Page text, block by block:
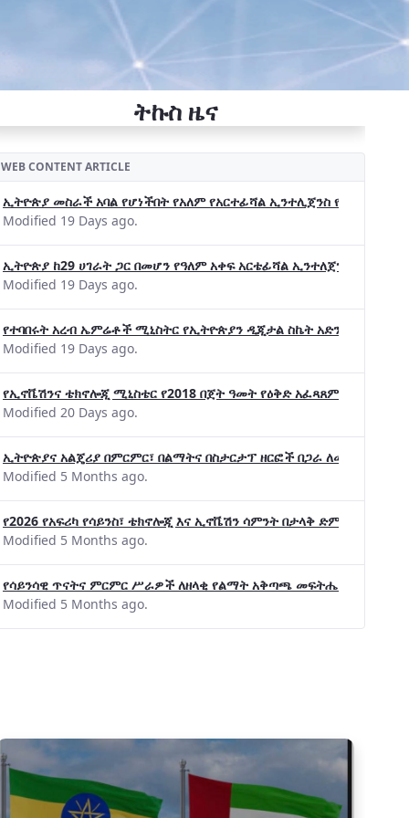
ትኩስ ዜና
WEB CONTENT ARTICLE
ኢትዮጵያ መስራች አባል የሆነችበት የአለም የአርተፊሻል ኢንተሊጀንስ የትብብር
Modified 19 Days ago.
ኢትዮጵያ ከ29 ሀገራት ጋር በመሆን የዓለም አቀፍ አርቴፊሻል ኢንተለጀንስ ትብብር
Modified 19 Days ago.
የተባበሩት አረብ ኤምሬቶች ሚኒስትር የኢትዮጵያን ዲጂታል ስኬት አድንቀዋል
Modified 19 Days ago.
የኢኖቬሽንና ቴክኖሎጂ ሚኒስቴር የ2018 በጀት ዓመት የዕቅድ አፈጻጸምና የቀጣይ
Modified 20 Days ago.
ኢትዮጵያና አልጄሪያ በምርምር፣ በልማትና በስታርታፕ ዘርፎች በጋራ ለመስራት መከሩ፡፡
Modified 5 Months ago.
የ2026 የአፍሪካ የሳይንስ፣ ቴክኖሎጂ እና ኢኖቬሽን ሳምንት በታላቅ ድምቀት
Modified 5 Months ago.
የሳይንሳዊ ጥናትና ምርምር ሥራዎች ለዘላቂ የልማት አቅጣጫ መፍትሔ ጠቋሚ
Modified 5 Months ago.